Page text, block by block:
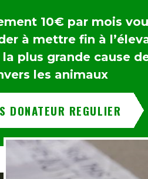
10€ par mois
à mettre fin à
plus grande cause
les animaux
DONATEUR REGULIER